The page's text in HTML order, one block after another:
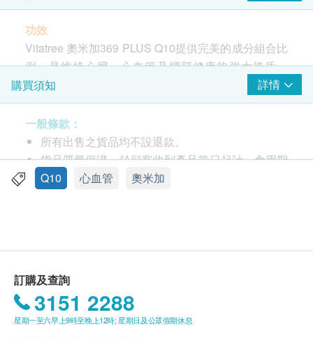
功效
Vitatree 奧米加369 PLUS Q10提供完美的成分組合比
例，是維持心臟、心血管及腦部健康的強大後盾。
Omega 3和6都是不飽和脂肪中的多元不飽和脂肪
酸，屬人體必需脂肪酸，由於身體不能自行合成，所
以只能從飲食中攝取。 Omega 9是單元脂肪酸，除了
有助降低「壞」膽固醇之外，還能提升「好」膽固
醇，是Omega脂肪酸中唯一能對人體產生如此效用，
所以攝取足夠的Omega 9能減低患心血管疾病的機
會。
成份
每粒膠囊含:
購買須知 詳情
一般條款：
所有出售之貨品均不設退款。
貨品質量保證，於顧客收到產品當日起計，食用期
應最少有9個月或以上。
購買 美奈兒及金華牌一條根 產品總額滿
HK$300，即可享本地免費送貨服務。賬單總額未
滿HK$300需附加HK$50運費。
Q10 心血管 奧米加
訂購及查詢
3151 2288
星期一至六早上9時至晚上12時; 星期日及公眾假期休息